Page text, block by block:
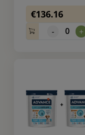
€136.16
- 0 +